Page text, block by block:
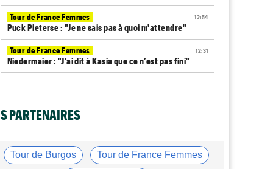
12:54
Tour de France Femmes
Puck Pieterse : "Je ne sais pas à quoi m'attendre"
12:31
Tour de France Femmes
Niedermaier : "J’ai dit à Kasia que ce n’est pas fini"
Tour d'Espagne
Pas encore remis, Primoz Roglic pourrait manquer La
11:38
Tour de France
PARTENAIRES
Tour de Burgos Tour de France Femmes